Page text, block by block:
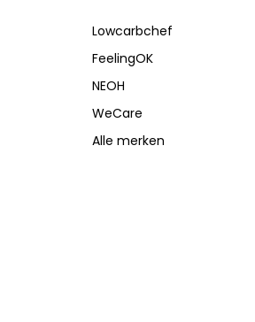
Lowcarbchef
FeelingOK
NEOH
WeCare
Alle merken